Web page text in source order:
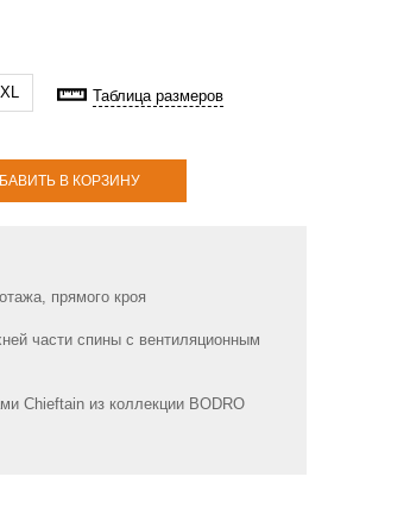
XL Таблица размеров
В КОРЗИНУ
прямого кроя
части спины с вентиляционным
Chieftain из коллекции BODRO